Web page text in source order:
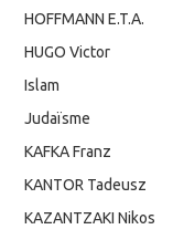
HOFFMANN E.T.A.
HUGO Victor
Islam
Judaïsme
KAFKA Franz
KANTOR Tadeusz
KAZANTZAKI Nikos